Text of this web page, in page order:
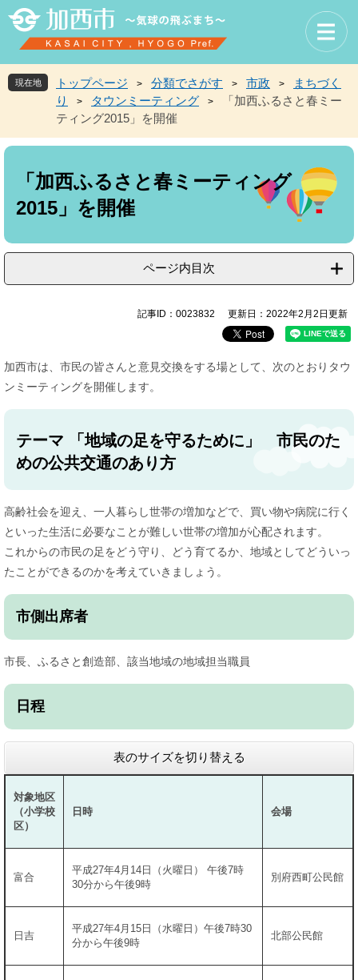
先
頭
を
飛
現在地 トップページ > 分類でさがす > 市政 >
まちづく
り
> タウンミーティング >
「加西ふるさと春ミー
ティング2015」を開催
本
「加西ふるさと春ミーティング
2015」を開催
ページ内目次
記事ID：0023832 更新日：2022年2月2日更新
加西市は、市民の皆さんと意見交換をする場として、次のとおりタウ
ンミーティングを開催します。
テーマ 「地域の足を守るために」 市民のた
めの公共交通のあり方
高齢社会を迎え、一人暮らし世帯の増加などで、買い物や病院に行く
といった生活に必要なことが難しい世帯の増加が心配されます。
これからの市民の足をどう守り、どう育てるか、地域としてどういっ
たことができるのかを考えていきましょう。
市側出席者
市長、ふるさと創造部、該当地域の地域担当職員
日程
表のサイズを切り替える
対象地区
（小学校
区）
日時 会場
富合
平成27年4月14日（火曜日） 午後7時
30分から午後9時
別府西町公民館
日吉
平成27年4月15日（水曜日）午後7時30
分から午後9時
北部公民館